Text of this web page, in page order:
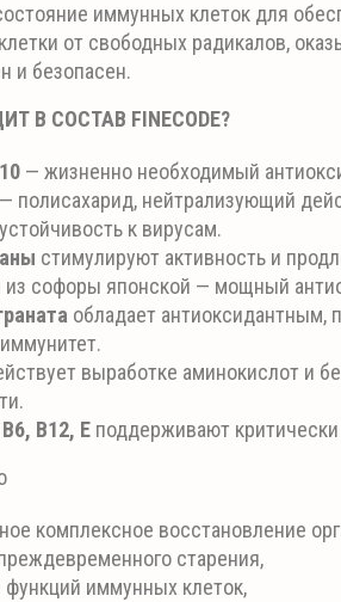
иммунных клеток для
от свободных радикалов,
и безопасен.
В СОСТАВ FINECODE?
— жизненно необходимый
— полисахарид, нейтрализующий
к вирусам.
стимулируют активность и
из софоры японской — мощный
обладает антиоксидантным,
выработке аминокислот и
В12, Е поддерживают
комплексное восстановление
старения,
иммунных клеток,